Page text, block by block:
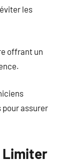
les
offrant un
assurer
Limiter